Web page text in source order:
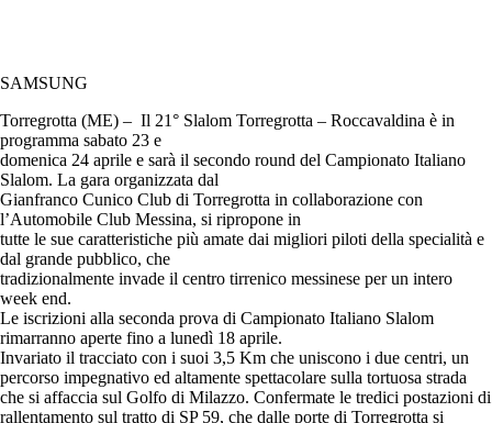
SAMSUNG
Torregrotta (ME) – Il 21° Slalom Torregrotta – Roccavaldina è in
programma sabato 23 e
domenica 24 aprile e sarà il secondo round del Campionato Italiano
Slalom. La gara organizzata dal
Gianfranco Cunico Club di Torregrotta in collaborazione con
l’Automobile Club Messina, si ripropone in
tutte le sue caratteristiche più amate dai migliori piloti della specialità e
dal grande pubblico, che
tradizionalmente invade il centro tirrenico messinese per un intero
week end.
Le iscrizioni alla seconda prova di Campionato Italiano Slalom
rimarranno aperte fino a lunedì 18 aprile.
Invariato il tracciato con i suoi 3,5 Km che uniscono i due centri, un
percorso impegnativo ed altamente spettacolare sulla tortuosa strada
che si affaccia sul Golfo di Milazzo. Confermate le tredici postazioni di
rallentamento sul tratto di SP 59, che dalle porte di Torregrotta si